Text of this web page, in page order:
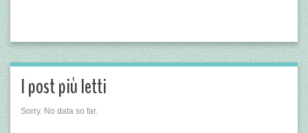
I post più letti
Sorry. No data so far.